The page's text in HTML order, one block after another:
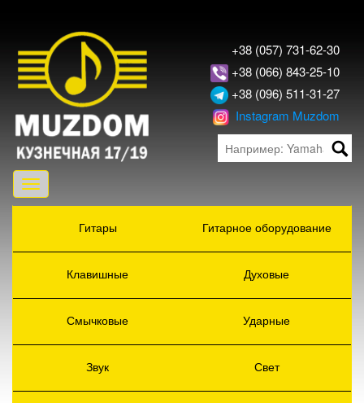
+38 (057) 731-62-30
+38 (066) 843-25-10
+38 (096) 511-31-27
Instagram Muzdom
Toggle
navigation
Гитары
Гитарное оборудование
Клавишные Духовые
Смычковые Ударные
Звук Свет